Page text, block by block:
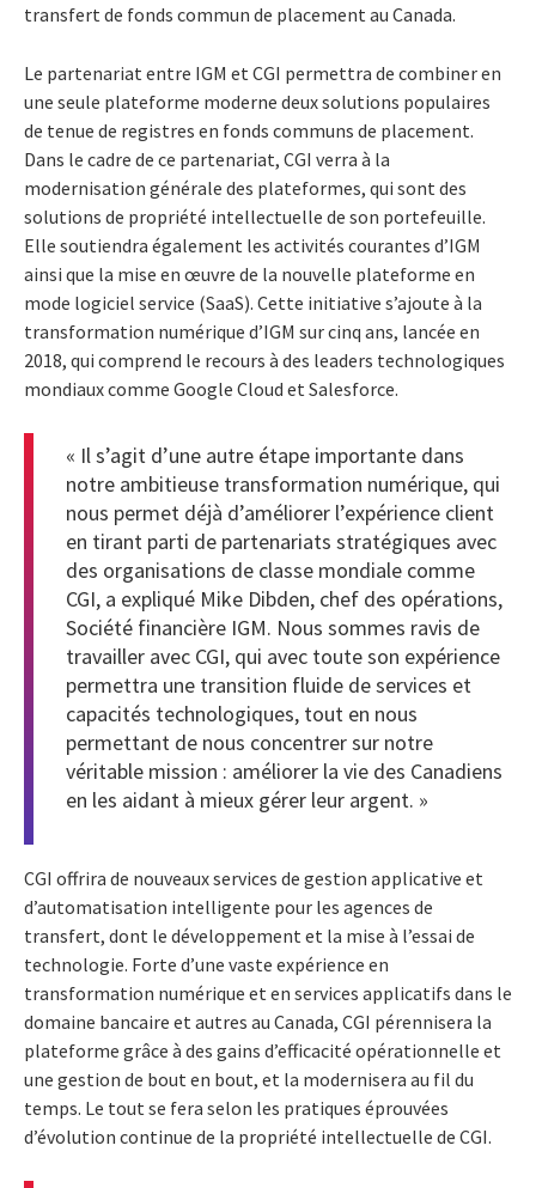
transfert de fonds commun de placement au Canada.
Le partenariat entre IGM et CGI permettra de combiner en
une seule plateforme moderne deux solutions populaires
de tenue de registres en fonds communs de placement.
Dans le cadre de ce partenariat, CGI verra à la
modernisation générale des plateformes, qui sont des
solutions de propriété intellectuelle de son portefeuille.
Elle soutiendra également les activités courantes d’IGM
ainsi que la mise en œuvre de la nouvelle plateforme en
mode logiciel service (SaaS). Cette initiative s’ajoute à la
transformation numérique d’IGM sur cinq ans, lancée en
2018, qui comprend le recours à des leaders technologiques
mondiaux comme Google Cloud et Salesforce.
« Il s’agit d’une autre étape importante dans
notre ambitieuse transformation numérique, qui
nous permet déjà d’améliorer l’expérience client
en tirant parti de partenariats stratégiques avec
des organisations de classe mondiale comme
CGI, a expliqué Mike Dibden, chef des opérations,
Société financière IGM. Nous sommes ravis de
travailler avec CGI, qui avec toute son expérience
permettra une transition fluide de services et
capacités technologiques, tout en nous
permettant de nous concentrer sur notre
véritable mission : améliorer la vie des Canadiens
en les aidant à mieux gérer leur argent. »
CGI offrira de nouveaux services de gestion applicative et
d’automatisation intelligente pour les agences de
transfert, dont le développement et la mise à l’essai de
technologie. Forte d’une vaste expérience en
transformation numérique et en services applicatifs dans le
domaine bancaire et autres au Canada, CGI pérennisera la
plateforme grâce à des gains d’efficacité opérationnelle et
une gestion de bout en bout, et la modernisera au fil du
temps. Le tout se fera selon les pratiques éprouvées
d’évolution continue de la propriété intellectuelle de CGI.